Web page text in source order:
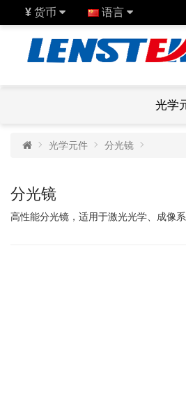
¥ 货币 语言
光学
光学元件 分光镜
分光镜
高性能分光镜，适用于激光光学、成像